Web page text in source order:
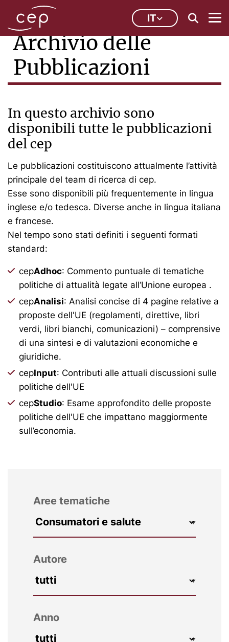
IT
Archivio delle
Pubblicazioni
In questo archivio sono
disponibili tutte le pubblicazioni
del cep
Le pubblicazioni costituiscono attualmente l’attività
principale del team di ricerca di cep.
Esse sono disponibili più frequentemente in lingua
inglese e/o tedesca. Diverse anche in lingua italiana
e francese.
Nel tempo sono stati definiti i seguenti formati
standard:
cepAdhoc: Commento puntuale di tematiche
politiche di attualità legate all‘Unione europea .
cepAnalisi: Analisi concise di 4 pagine relative a
proposte dell'UE (regolamenti, direttive, libri
verdi, libri bianchi, comunicazioni) – comprensive
di una sintesi e di valutazioni economiche e
giuridiche.
cepInput: Contributi alle attuali discussioni sulle
politiche dell'UE
cepStudio: Esame approfondito delle proposte
politiche dell'UE che impattano maggiormente
sull’economia.
Aree tematiche
Autore
Anno